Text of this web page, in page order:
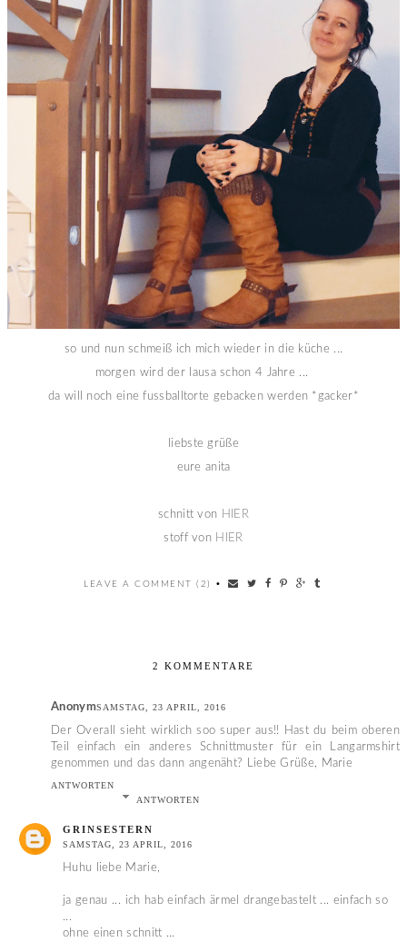
so und nun schmeiß ich mich wieder in die küche ...
morgen wird der lausa schon 4 Jahre ...
da will noch eine fussballtorte gebacken werden *gacker*
liebste grüße
eure anita
schnitt von HIER
stoff von HIER
LEAVE A COMMENT (2) •
2 KOMMENTARE
AnonymSAMSTAG, 23 APRIL, 2016
Der Overall sieht wirklich soo super aus!! Hast du beim oberen
Teil einfach ein anderes Schnittmuster für ein Langarmshirt
genommen und das dann angenäht? Liebe Grüße, Marie
ANTWORTEN
ANTWORTEN
GRINSESTERN
SAMSTAG, 23 APRIL, 2016
Huhu liebe Marie,
ja genau ... ich hab einfach ärmel drangebastelt ... einfach so
...
ohne einen schnitt ...